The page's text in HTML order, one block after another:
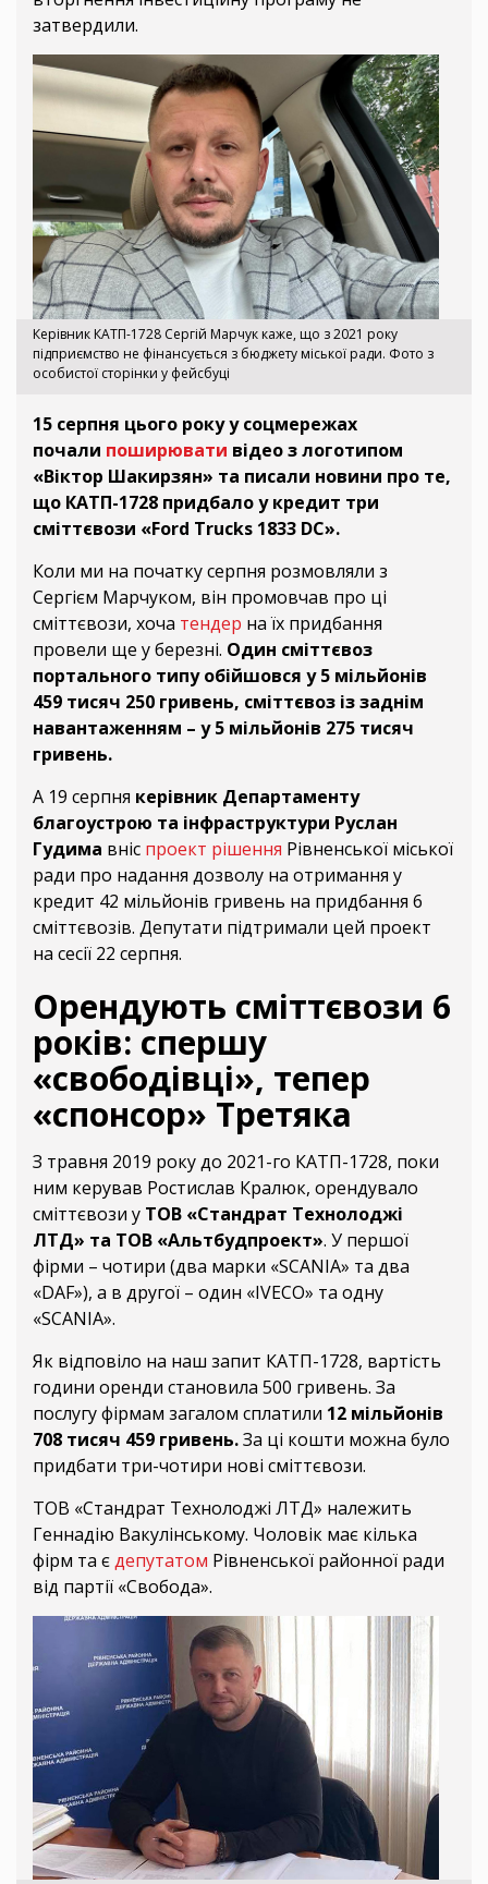
затвердили.
Керівник КАТП-1728 Сергій Марчук каже, що з 2021 року
підприємство не фінансується з бюджету міської ради. Фото з
особистої сторінки у фейсбуці
15 серпня цього року у соцмережах
почали поширювати відео з логотипом
«Віктор Шакирзян» та писали новини про те,
що КАТП-1728 придбало у кредит три
сміттєвози «Ford Trucks 1833 DC».
Коли ми на початку серпня розмовляли з
Сергієм Марчуком, він промовчав про ці
сміттєвози, хоча тендер на їх придбання
провели ще у березні. Один сміттєвоз
портального типу обійшовся у 5 мільйонів
459 тисяч 250 гривень, сміттєвоз із заднім
навантаженням – у 5 мільйонів 275 тисяч
гривень.
А 19 серпня керівник Департаменту
благоустрою та інфраструктури Руслан
Гудима вніс проект рішення Рівненської міської
ради про надання дозволу на отримання у
кредит 42 мільйонів гривень на придбання 6
сміттєвозів. Депутати підтримали цей проект
на сесії 22 серпня.
Орендують сміттєвози 6
років: спершу
«свободівці», тепер
«спонсор» Третяка
З травня 2019 року до 2021-го КАТП-1728, поки
ним керував Ростислав Кралюк, орендувало
сміттєвози у ТОВ «Стандрат Технолоджі
ЛТД» та ТОВ «Альтбудпроект». У першої
фірми – чотири (два марки «SCANIA» та два
«DAF»), а в другої – один «IVECO» та одну
«SCANIA».
Як відповіло на наш запит КАТП-1728, вартість
години оренди становила 500 гривень. За
послугу фірмам загалом сплатили 12 мільйонів
708 тисяч 459 гривень.За ці кошти можна було
придбати три-чотири нові сміттєвози.
ТОВ «Стандрат Технолоджі ЛТД» належить
Геннадію Вакулінському. Чоловік має кілька
фірм та єдепутатом Рівненської районної ради
від партії «Свобода».